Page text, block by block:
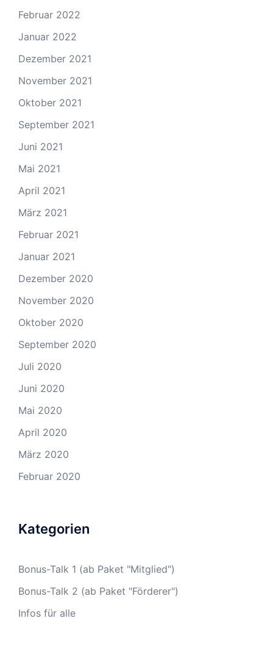
Februar 2022
Januar 2022
Dezember 2021
November 2021
Oktober 2021
September 2021
Juni 2021
Mai 2021
April 2021
März 2021
Februar 2021
Januar 2021
Dezember 2020
November 2020
Oktober 2020
September 2020
Juli 2020
Juni 2020
Mai 2020
April 2020
März 2020
Februar 2020
Kategorien
Bonus-Talk 1 (ab Paket "Mitglied")
Bonus-Talk 2 (ab Paket "Förderer")
Infos für alle